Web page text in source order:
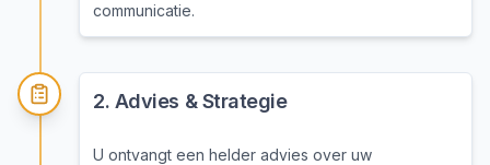
communicatie.
2. Advies & Strategie
U ontvangt een helder advies over uw